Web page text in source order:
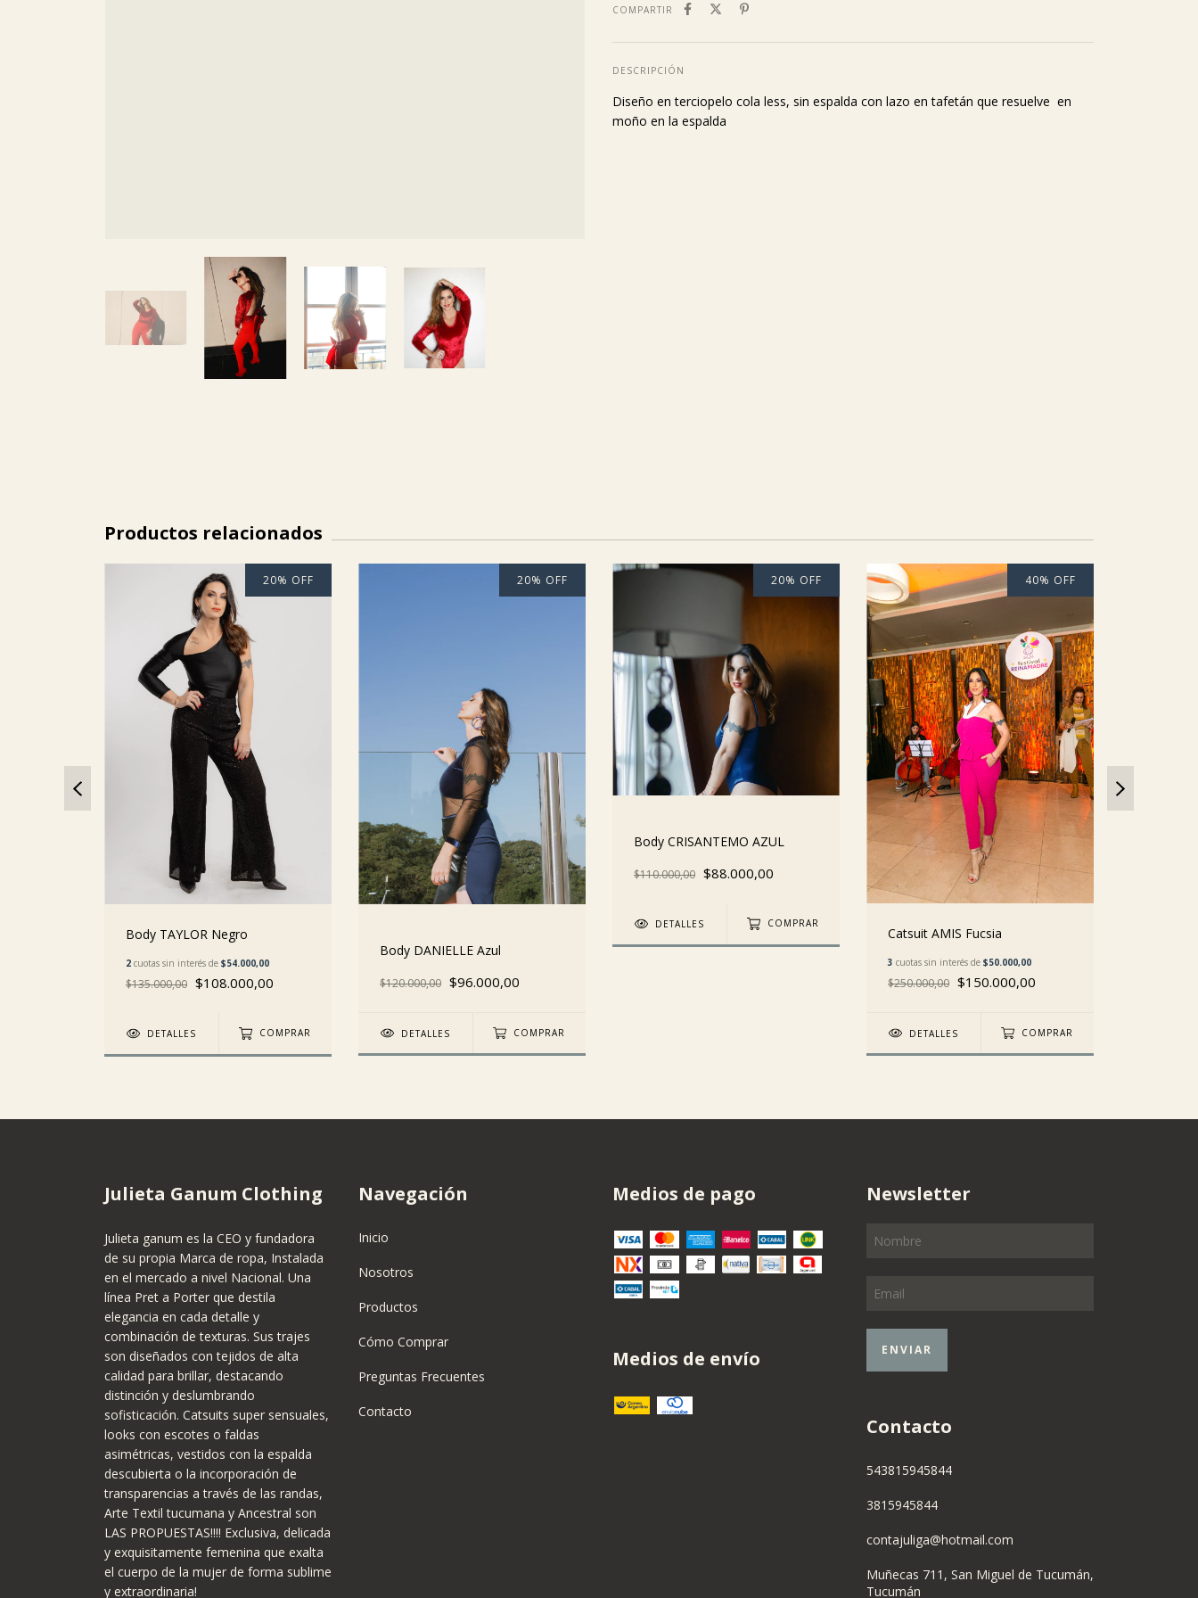
COMPARTIR
DESCRIPCIÓN
Diseño en terciopelo cola less, sin espalda con lazo en tafetán que resuelve en
moño en la espalda
Productos relacionados
20% OFF
Body TAYLOR Negro
2 cuotas sin interés de $54.000,00
$135.000,00 $108.000,00
DETALLES COMPRAR
20% OFF
Body DANIELLE Azul
$120.000,00 $96.000,00
DETALLES COMPRAR
20% OFF
Body CRISANTEMO AZUL
$110.000,00 $88.000,00
DETALLES COMPRAR
40% OFF
Catsuit AMIS Fucsia
3 cuotas sin interés de $50.000,00
$250.000,00 $150.000,00
DETALLES COMPRAR
Julieta Ganum Clothing
Julieta ganum es la CEO y fundadora
de su propia Marca de ropa, Instalada
en el mercado a nivel Nacional. Una
línea Pret a Porter que destila
elegancia en cada detalle y
combinación de texturas. Sus trajes
son diseñados con tejidos de alta
calidad para brillar, destacando
distinción y deslumbrando
sofisticación. Catsuits super sensuales,
looks con escotes o faldas
asimétricas, vestidos con la espalda
descubierta o la incorporación de
transparencias a través de las randas,
Arte Textil tucumana y Ancestral son
LAS PROPUESTAS!!!! Exclusiva, delicada
y exquisitamente femenina que exalta
el cuerpo de la mujer de forma sublime
y extraordinaria!
Navegación
Inicio
Nosotros
Productos
Cómo Comprar
Preguntas Frecuentes
Contacto
Medios de pago
Medios de envío
Newsletter
Contacto
543815945844
3815945844
contajuliga@hotmail.com
Muñecas 711, San Miguel de Tucumán,
Tucumán